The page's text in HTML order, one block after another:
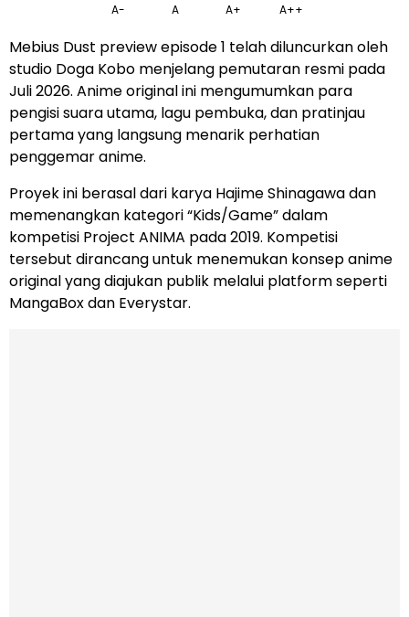
A- A A+ A++
Mebius Dust preview episode 1 telah diluncurkan oleh
studio Doga Kobo menjelang pemutaran resmi pada
Juli 2026. Anime original ini mengumumkan para
pengisi suara utama, lagu pembuka, dan pratinjau
pertama yang langsung menarik perhatian
penggemar anime.
Proyek ini berasal dari karya Hajime Shinagawa dan
memenangkan kategori “Kids/Game” dalam
kompetisi Project ANIMA pada 2019. Kompetisi
tersebut dirancang untuk menemukan konsep anime
original yang diajukan publik melalui platform seperti
MangaBox dan Everystar.